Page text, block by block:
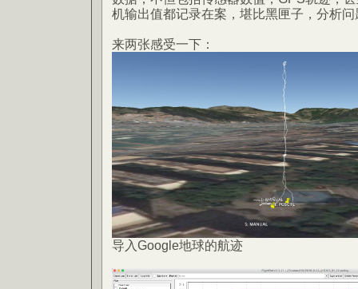
机输出值都记录在案，堪比黑匣子，分析
来两张感受一下：
导入Google地球的航迹